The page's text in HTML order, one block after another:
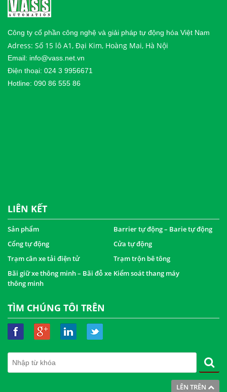
LÊN TRÊN
Công ty cổ phần công nghệ và giải pháp tự động hóa Việt Nam
Adress: Số 15 lô A1, Đại Kim, Hoàng Mai, Hà Nội
Email: info@vass.net.vn
Điện thoại: 024 3 9956671
Hotline: 090 86 555 86
LIÊN KẾT
Sản phẩm
Barrier tự động – Barie tự động
Cổng tự động
Cửa tự động
Trạm cân xe tải điện tử
Trạm trộn bê tông
Bãi giữ xe thông minh – Bãi đỗ xe
thông minh
Kiểm soát thang máy
TÌM CHÚNG TÔI TRÊN